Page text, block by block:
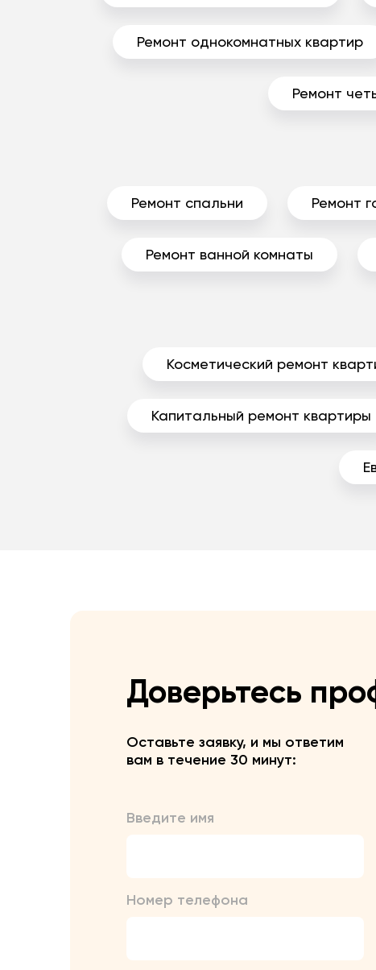
Ремонт однокомнатных квартир
Ремонт
Ремонт спальни Ремонт
Ремонт ванной комнаты
Косметический ремонт
Капитальный ремонт квартиры
Доверьтесь
Оставьте заявку, и мы ответим
вам в течение 30 минут:
Введите имя
Номер телефона